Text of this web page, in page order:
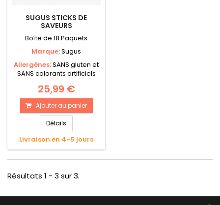
SUGUS STICKS DE
SAVEURS
Boîte de 18 Paquets
Marque:Sugus
Allergènes:SANS gluten et
SANS colorants artificiels
25,99 €
Ajouter au panier
Détails
Livraison en 4-5 jours
Résultats 1 - 3 sur 3.